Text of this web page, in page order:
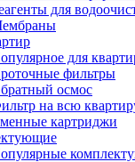
для
для
фильтры
осмос
на всю
картриджи